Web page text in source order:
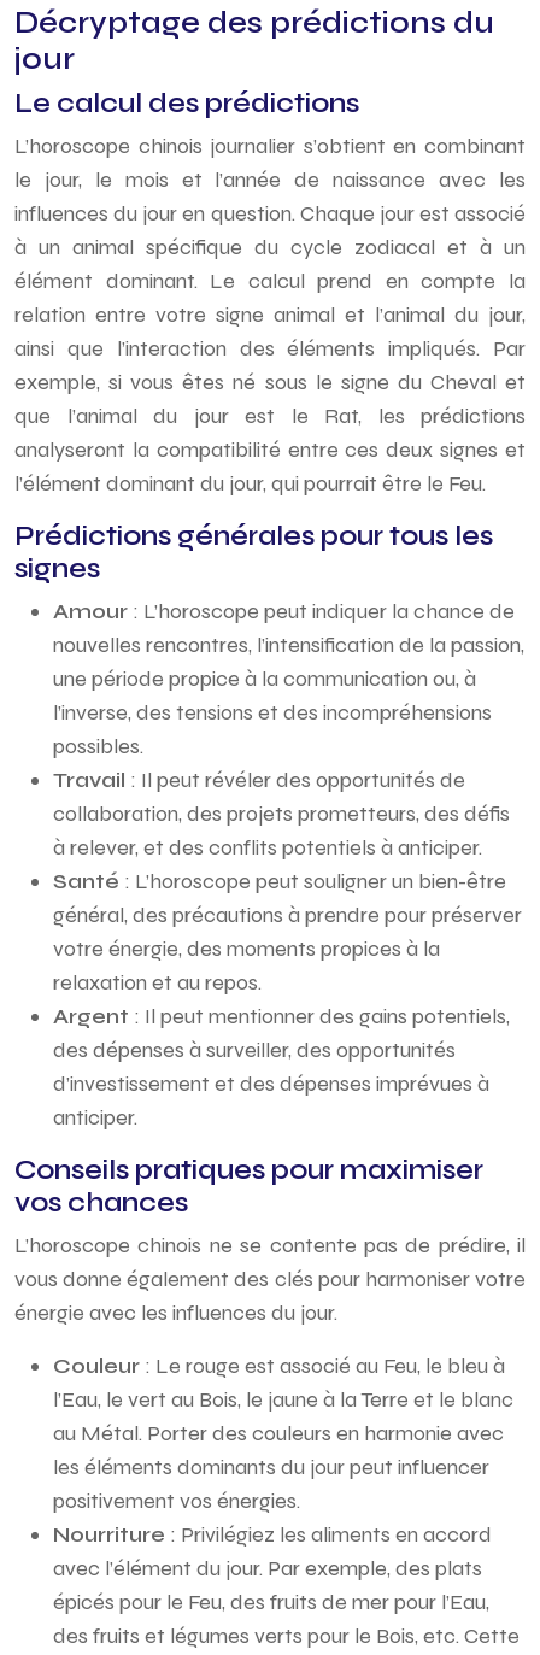
Décryptage des prédictions du
jour
Le calcul des prédictions
L’horoscope chinois journalier s’obtient en combinant
le jour, le mois et l’année de naissance avec les
influences du jour en question. Chaque jour est associé
à un animal spécifique du cycle zodiacal et à un
élément dominant. Le calcul prend en compte la
relation entre votre signe animal et l’animal du jour,
ainsi que l’interaction des éléments impliqués. Par
exemple, si vous êtes né sous le signe du Cheval et
que l’animal du jour est le Rat, les prédictions
analyseront la compatibilité entre ces deux signes et
l’élément dominant du jour, qui pourrait être le Feu.
Prédictions générales pour tous les
signes
Amour : L’horoscope peut indiquer la chance de
nouvelles rencontres, l’intensification de la passion,
une période propice à la communication ou, à
l’inverse, des tensions et des incompréhensions
possibles.
Travail : Il peut révéler des opportunités de
collaboration, des projets prometteurs, des défis
à relever, et des conflits potentiels à anticiper.
Santé : L’horoscope peut souligner un bien-être
général, des précautions à prendre pour préserver
votre énergie, des moments propices à la
relaxation et au repos.
Argent : Il peut mentionner des gains potentiels,
des dépenses à surveiller, des opportunités
d’investissement et des dépenses imprévues à
anticiper.
Conseils pratiques pour maximiser
vos chances
L’horoscope chinois ne se contente pas de prédire, il
vous donne également des clés pour harmoniser votre
énergie avec les influences du jour.
Couleur : Le rouge est associé au Feu, le bleu à
l’Eau, le vert au Bois, le jaune à la Terre et le blanc
au Métal. Porter des couleurs en harmonie avec
les éléments dominants du jour peut influencer
positivement vos énergies.
Nourriture : Privilégiez les aliments en accord
avec l’élément du jour. Par exemple, des plats
épicés pour le Feu, des fruits de mer pour l’Eau,
des fruits et légumes verts pour le Bois, etc. Cette